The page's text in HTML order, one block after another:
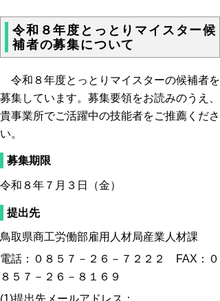
令和８年度とっとりマイスター候
補者の募集について
令和８年度とっとりマイスターの候補者を
募集しています。 募集要領をお読みのうえ、
貴事業所でご活躍中の技能者をご推薦くださ
い。
募集期限
令和８年７月３日（金）
提出先
鳥取県商工労働部雇用人材局産業人材課
電話：０８５７－２６－７２２２ FAX：０
８５７－２６－８１６９